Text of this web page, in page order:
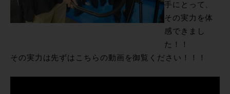
手にとって、
その実力を体
感できまし
た！！
その実力は先ずはこちらの動画を御覧ください！！！